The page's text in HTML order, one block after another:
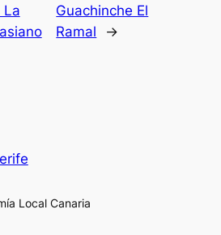
La
Guachinche El
Ramal
→
Local Canaria